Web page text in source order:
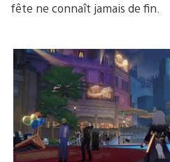
fête ne connaît jamais de fin.